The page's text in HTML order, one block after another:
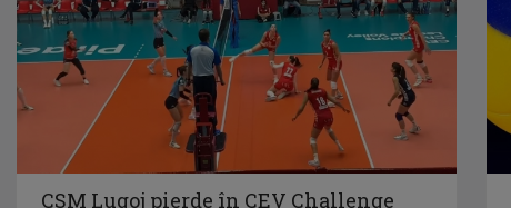
CSM Lugoj pierde în CEV Challenge